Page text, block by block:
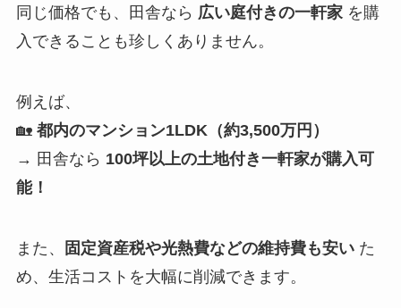
同じ価格でも、田舎なら 広い庭付きの一軒家を購
入できることも珍しくありません。
例えば、
🏡 都内のマンション1LDK（約3,500万円）
→ 田舎なら 100坪以上の土地付き一軒家が購入可
能！
また、 固定資産税や光熱費などの維持費も安いた
め、生活コストを大幅に削減できます。